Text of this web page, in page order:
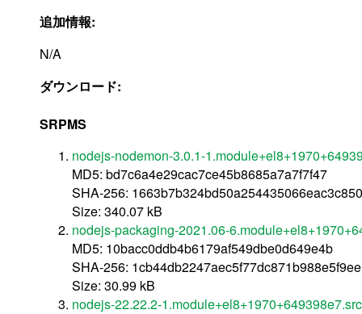
追加情報:
N/A
ダウンロード:
SRPMS
nodejs-nodemon-3.0.1-
MD5: bd7c6a4e29cac7ce45b8685a7a7f7f47
SHA-256:
Size: 340.07 kB
nodejs-packaging-2021.06-
MD5: 10bacc0ddb4b6179af549dbe0d649e4b
SHA-256:
Size: 30.99 kB
nodejs-22.22.2-